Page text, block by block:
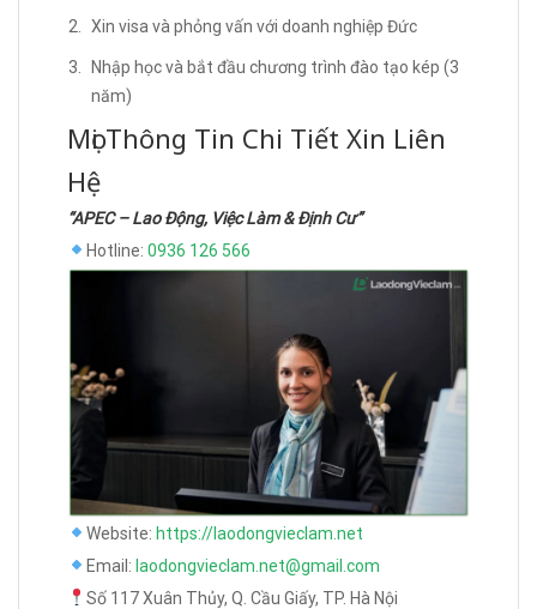
Xin visa và phỏng vấn với doanh nghiệp Đức
Nhập học và bắt đầu chương trình đào tạo kép (3
năm)
Mọi Thông Tin Chi Tiết Xin Liên
Hệ
“APEC – Lao Động, Việc Làm & Định Cư”
Hotline: 0936 126 566
Website: https://laodongvieclam.net
Email: laodongvieclam.net@gmail.com
Số 117 Xuân Thủy, Q. Cầu Giấy, TP. Hà Nội